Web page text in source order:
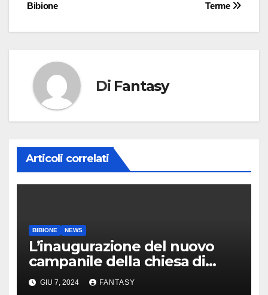
Terme
Bibione
Di Fantasy
Articoli correlati
BIBIONE NEWS
L’inaugurazione del nuovo
campanile della chiesa di
Santa Maria Assunta di
Bibione
GIU 7, 2024 FANTASY